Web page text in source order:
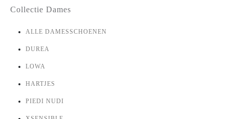
Collectie Dames
ALLE DAMESSCHOENEN
DUREA
LOWA
HARTJES
PIEDI NUDI